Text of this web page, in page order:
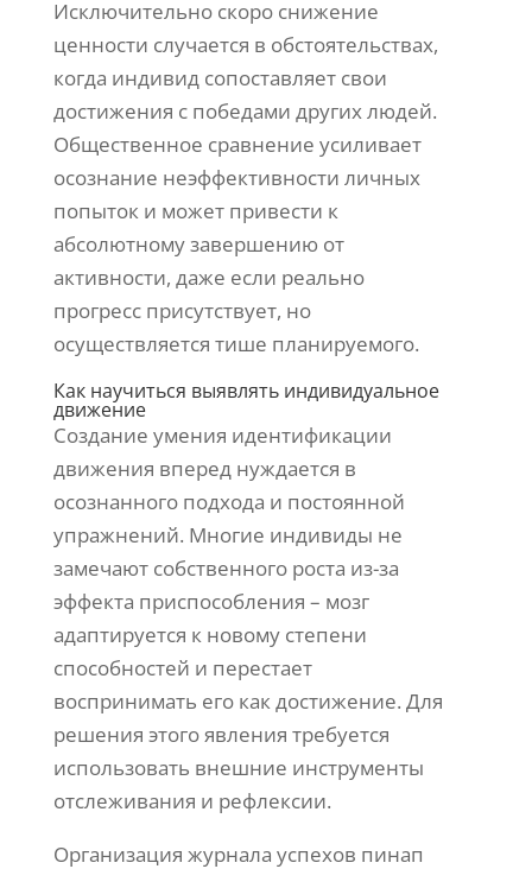
Исключительно скоро снижение
ценности случается в обстоятельствах,
когда индивид сопоставляет свои
достижения с победами других людей.
Общественное сравнение усиливает
осознание неэффективности личных
попыток и может привести к
абсолютному завершению от
активности, даже если реально
прогресс присутствует, но
осуществляется тише планируемого.
Как научиться выявлять индивидуальное
движение
Создание умения идентификации
движения вперед нуждается в
осознанного подхода и постоянной
упражнений. Многие индивиды не
замечают собственного роста из-за
эффекта приспособления – мозг
адаптируется к новому степени
способностей и перестает
воспринимать его как достижение. Для
решения этого явления требуется
использовать внешние инструменты
отслеживания и рефлексии.
Организация журнала успехов пинап